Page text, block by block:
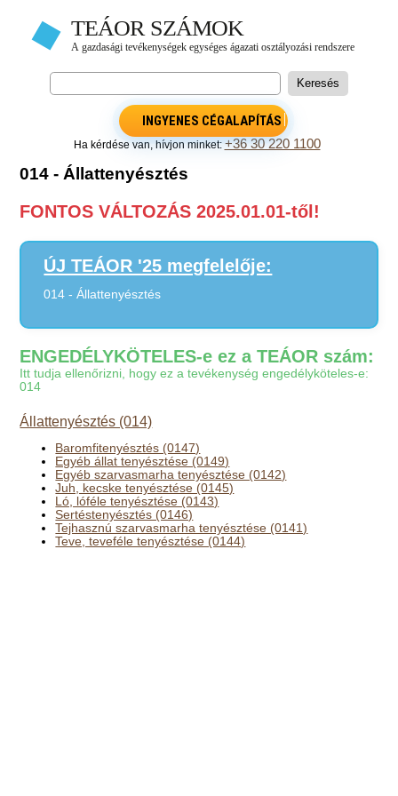
INGYENES CÉGALAPÍTÁS
Ha kérdése van, hívjon minket: +36 30 220 1100
014 - Állattenyésztés
FONTOS VÁLTOZÁS 2025.01.01-től!
ÚJ TEÁOR '25 megfelelője:
014 - Állattenyésztés
ENGEDÉLYKÖTELES-e ez a TEÁOR szám:
Itt tudja ellenőrizni, hogy ez a tevékenység engedélyköteles-e:
014
Állattenyésztés (014)
Baromfitenyésztés (0147)
Egyéb állat tenyésztése (0149)
Egyéb szarvasmarha tenyésztése (0142)
Juh, kecske tenyésztése (0145)
Ló, lóféle tenyésztése (0143)
Sertéstenyésztés (0146)
Tejhasznú szarvasmarha tenyésztése (0141)
Teve, teveféle tenyésztése (0144)